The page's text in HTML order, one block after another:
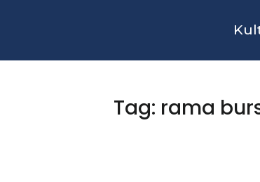
Tag: rama